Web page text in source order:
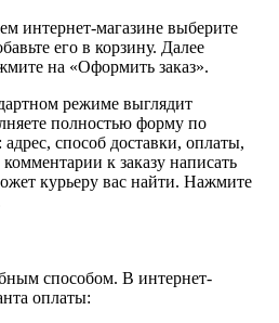
интернет-магазине выберите
его в корзину. Далее
на «Оформить заказ».
режиме выглядит
полностью форму по
способ доставки, оплаты,
к заказу написать
курьеру вас найти. Нажмите
способом. В интернет-
оплаты: